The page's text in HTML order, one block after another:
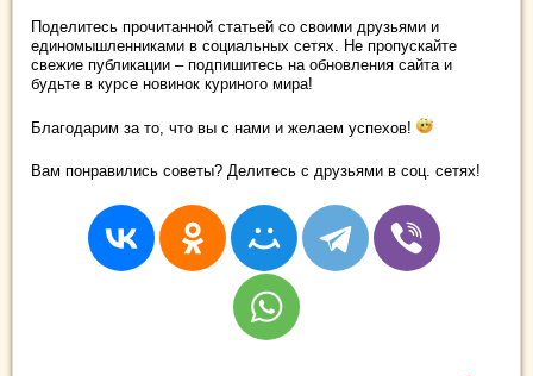
Поделитесь прочитанной статьей со своими друзьями и
единомышленниками в социальных сетях. Не пропускайте
свежие публикации – подпишитесь на обновления сайта и
будьте в курсе новинок куриного мира!
Благодарим за то, что вы с нами и желаем успехов!
Вам понравились советы? Делитесь с друзьями в соц. сетях!